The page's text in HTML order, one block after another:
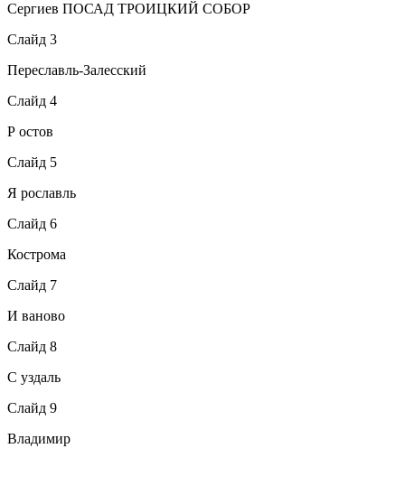
Сергиев ПОСАД ТРОИЦКИЙ СОБОР
Слайд 3
Переславль-Залесский
Слайд 4
Р остов
Слайд 5
Я рославль
Слайд 6
Кострома
Слайд 7
И ваново
Слайд 8
С уздаль
Слайд 9
Владимир